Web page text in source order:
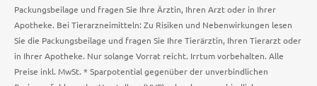
Packungsbeilage und fragen Sie Ihre Ärztin, Ihren Arzt oder in Ihrer
Apotheke. Bei Tierarzneimitteln: Zu Risiken und Nebenwirkungen lesen
Sie die Packungsbeilage und fragen Sie Ihre Tierärztin, Ihren Tierarzt oder
in Ihrer Apotheke. Nur solange Vorrat reicht. Irrtum vorbehalten. Alle
Preise inkl. MwSt. * Sparpotential gegenüber der unverbindlichen